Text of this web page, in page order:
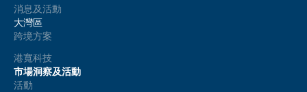
消息及活動
大灣區
跨境方案
港寬科技
市場洞察及活動
活動